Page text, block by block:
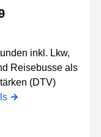
inkl. Lkw,
Reisebusse als
(DTV)